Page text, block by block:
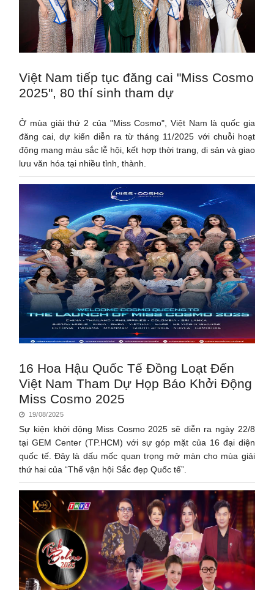
Việt Nam tiếp tục đăng cai "Miss Cosmo
2025", 80 thí sinh tham dự
Ở mùa giải thứ 2 của "Miss Cosmo", Việt Nam là quốc gia
đăng cai, dự kiến diễn ra từ tháng 11/2025 với chuỗi hoạt
động mang màu sắc lễ hội, kết hợp thời trang, di sản và giao
lưu văn hóa tại nhiều tỉnh, thành.
16 Hoa Hậu Quốc Tế Đồng Loạt Đến
Việt Nam Tham Dự Họp Báo Khởi Động
Miss Cosmo 2025
19/08/2025
Sự kiện khởi động Miss Cosmo 2025 sẽ diễn ra ngày 22/8
tại GEM Center (TP.HCM) với sự góp mặt của 16 đại diện
quốc tế. Đây là dấu mốc quan trọng mở màn cho mùa giải
thứ hai của “Thế vận hội Sắc đẹp Quốc tế”.